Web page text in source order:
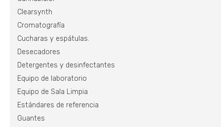
Clearsynth
Cromatografía
Cucharas y espátulas.
Desecadores
Detergentes y desinfectantes
Equipo de laboratorio
Equipo de Sala Limpia
Estándares de referencia
Guantes